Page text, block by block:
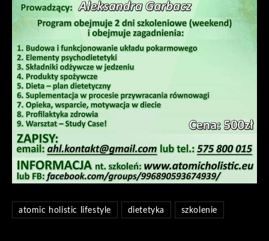
atomic holistic lifestyle dietetyka szkolenie